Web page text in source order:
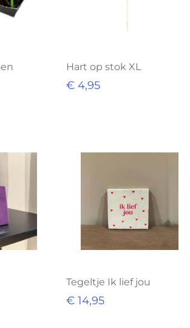
Hart op stok XL
€ 4,95
Tegeltje Ik lief jou
€ 14,95